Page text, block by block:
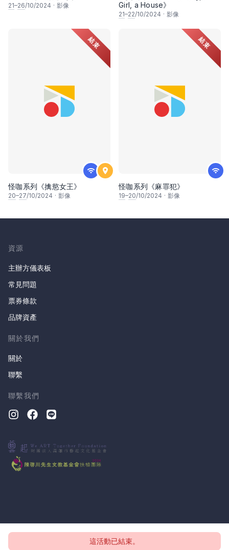
這活動已結束。
21–26/10/2024 · 影像
Girl, a House》
21–22/10/2024 · 影像
結束
怪咖系列《擒慾女王》
20–27/10/2024 · 影像
結束
怪咖系列《麻罪犯》
19–20/10/2024 · 影像
資源
主辦方儀表板
常見問題
票券條款
品牌資產
關於我們
關於
聯繫
聯繫我們
版權所有 © 2026, CloudTheatre Sdn. Bhd.